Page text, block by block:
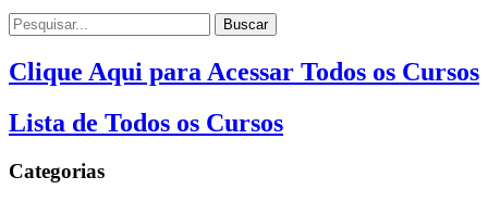
Buscar
Clique Aqui para Acessar Todos os Cursos
Lista de Todos os Cursos
Categorias